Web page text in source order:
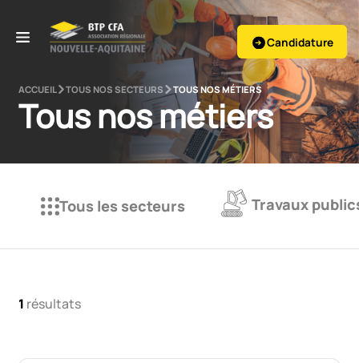
Candidature
ACCUEIL TOUS NOS SECTEURS TOUS NOS MÉTIERS
Tous nos métiers
Tous les secteurs Travaux
1 résultats